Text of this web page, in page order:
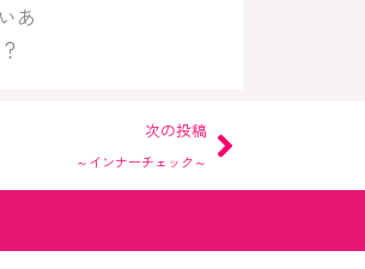
あ
次の投稿
～インナーチェック～
Next